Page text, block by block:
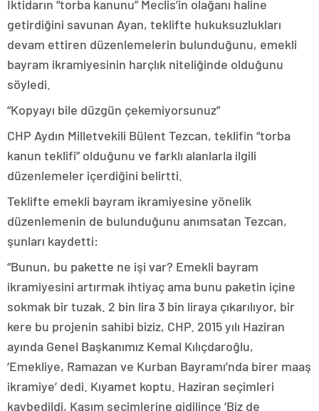
İktidarın “torba kanunu” Meclis’in olağanı haline
getirdiğini savunan Ayan, teklifte hukuksuzlukları
devam ettiren düzenlemelerin bulunduğunu, emekli
bayram ikramiyesinin harçlık niteliğinde olduğunu
söyledi.
“Kopyayı bile düzgün çekemiyorsunuz”
CHP Aydın Milletvekili Bülent Tezcan, teklifin “torba
kanun teklifi” olduğunu ve farklı alanlarla ilgili
düzenlemeler içerdiğini belirtti.
Teklifte emekli bayram ikramiyesine yönelik
düzenlemenin de bulunduğunu anımsatan Tezcan,
şunları kaydetti:
“Bunun, bu pakette ne işi var? Emekli bayram
ikramiyesini artırmak ihtiyaç ama bunu paketin içine
sokmak bir tuzak. 2 bin lira 3 bin liraya çıkarılıyor, bir
kere bu projenin sahibi biziz, CHP. 2015 yılı Haziran
ayında Genel Başkanımız Kemal Kılıçdaroğlu,
‘Emekliye, Ramazan ve Kurban Bayramı’nda birer maaş
ikramiye’ dedi. Kıyamet koptu. Haziran seçimleri
kaybedildi, Kasım seçimlerine gidilince ‘Biz de